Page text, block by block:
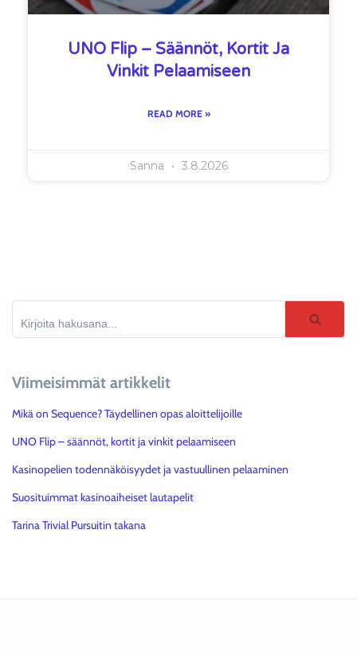
UNO Flip – Säännöt, Kortit Ja
Vinkit Pelaamiseen
READ MORE »
Sanna 3.8.2026
Viimeisimmät artikkelit
Mikä on Sequence? Täydellinen opas aloittelijoille
UNO Flip – säännöt, kortit ja vinkit pelaamiseen
Kasinopelien todennäköisyydet ja vastuullinen pelaaminen
Suosituimmat kasinoaiheiset lautapelit
Tarina Trivial Pursuitin takana